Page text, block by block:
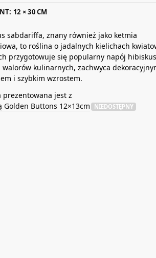
12 × 30 CM
sabdariffa, znany również jako ketmia
to roślina o jadalnych kielichach
przygotowuje się popularny napój
walorów kulinarnych, zachwyca
i szybkim wzrostem.
prezentowana jest z
Golden Buttons 12×13cm
NIEDOSTĘPNY